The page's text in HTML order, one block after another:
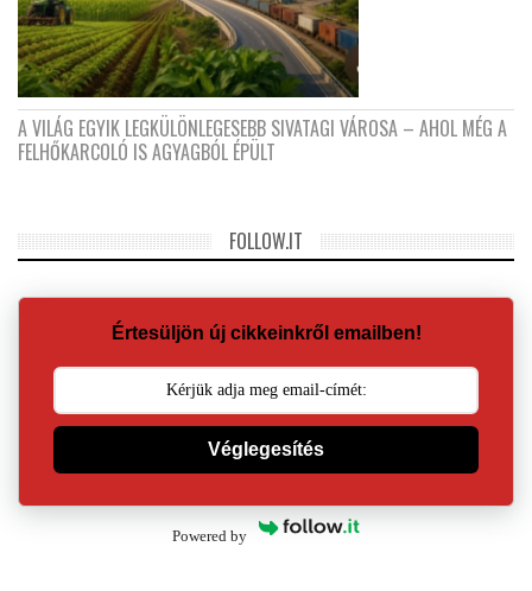
A VILÁG EGYIK LEGKÜLÖNLEGESEBB SIVATAGI VÁROSA – AHOL MÉG A
FELHŐKARCOLÓ IS AGYAGBÓL ÉPÜLT
FOLLOW.IT
Értesüljön új cikkeinkről emailben!
Véglegesítés
Powered by